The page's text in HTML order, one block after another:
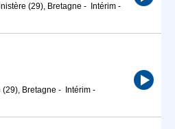
(29), Bretagne - Intérim -
Bretagne - Intérim -